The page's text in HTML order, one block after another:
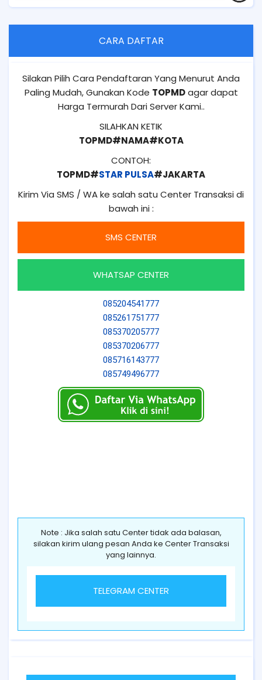
CARA DAFTAR
Silakan Pilih Cara Pendaftaran Yang Menurut Anda
Paling Mudah, Gunakan Kode TOPMDagar dapat
Harga Termurah Dari Server Kami..
SILAHKAN KETIK
TOPMD#NAMA#KOTA
CONTOH:
TOPMD#STAR PULSA#JAKARTA
Kirim Via SMS / WA ke salah satu Center Transaksi di
bawah ini :
SMS CENTER
WHATSAP CENTER
085204541777
085261751777
085370205777
085370206777
085716143777
085749496777
Note : Jika salah satu Center tidak ada balasan,
silakan kirim ulang pesan Anda ke Center Transaksi
yang lainnya.
TELEGRAM CENTER